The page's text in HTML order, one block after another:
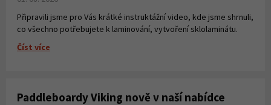
Připravili jsme pro Vás krátké instruktážní video, kde jsme shrnuli,
co všechno potřebujete k laminování, vytvoření sklolaminátu.
Číst více
Paddleboardy Viking nově v naší nabídce